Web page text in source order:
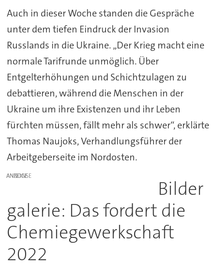
Auch in dieser Woche standen die Gespräche
unter dem tiefen Eindruck der Invasion
Russlands in die Ukraine. „Der Krieg macht eine
normale Tarifrunde unmöglich. Über
Entgelterhöhungen und Schichtzulagen zu
debattieren, während die Menschen in der
Ukraine um ihre Existenzen und ihr Leben
fürchten müssen, fällt mehr als schwer“, erklärte
Thomas Naujoks, Verhandlungsführer der
Arbeitgeberseite im Nordosten.
ANZEIGE
Bilder
galerie: Das fordert die
Chemiegewerkschaft
2022